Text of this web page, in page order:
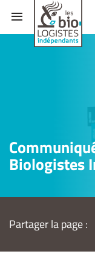
Biologistes
Partager la page :